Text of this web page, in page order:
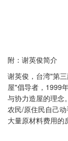
附：谢英俊简介
谢英俊，台湾"第
屋"倡导者，1999
与协力造屋的理念
农民/原住民自己
大量原材料费用的